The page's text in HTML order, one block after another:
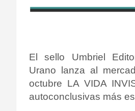
El sello Umbriel
Urano lanza al
octubre LA VIDA
autoconclusivas más